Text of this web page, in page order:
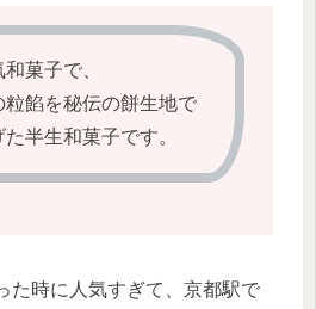
菓子で、
粒餡を秘伝の餅生地で
半生和菓子です。
た時に人気すぎて、京都駅で